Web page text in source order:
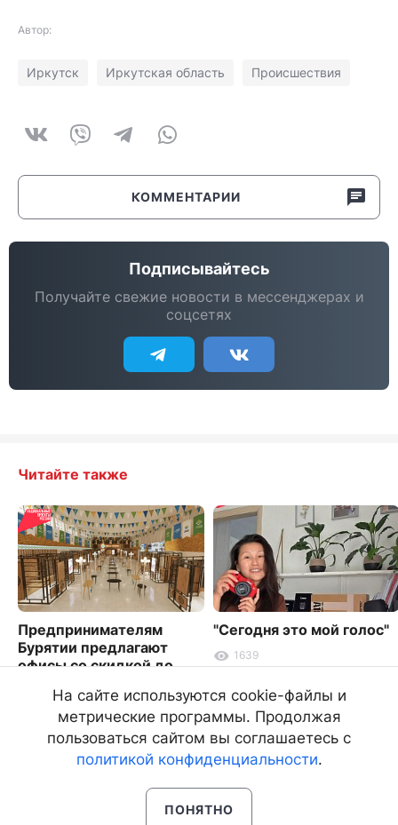
Автор:
Иркутск Иркутская область Происшествия
КОММЕНТАРИИ
Подписывайтесь
Получайте свежие новости в мессенджерах и
соцсетях
Читайте также
Предпринимателям
Бурятии предлагают
офисы со скидкой до
"Сегодня это мой голос"
1639
На сайте используются cookie-файлы и
метрические программы. Продолжая
пользоваться сайтом вы соглашаетесь с
политикой конфиденциальности.
ПОНЯТНО